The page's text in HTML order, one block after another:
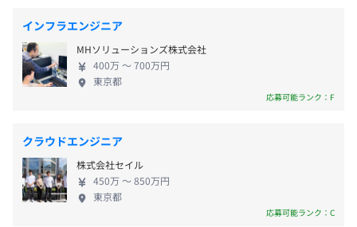
Amazon Elastic Kubernetes Service、Zabbix、Amazon
CloudWatch
■住宅手当
月3千～1万円を賃貸や住宅ローン費用にあてられます。
・名古屋市内の場合：月10,000円
・愛知県内で名古屋市外の場合：月5,000円
以上の方が対象です。
■通勤手当
・公共交通機関使用の場：月上限30,000円
・務地まで2km以上を徒歩または自転車で通勤する場
インフラエンジニア
MHソリューションズ株式会社
400万 〜 700万円
東京都
応募可能ランク：F
クラウドエンジニア
株式会社セイル
450万 〜 850万円
東京都
応募可能ランク：C